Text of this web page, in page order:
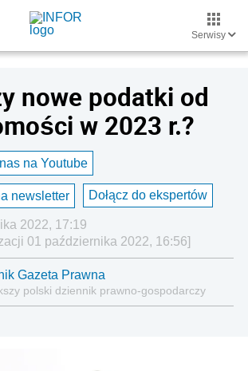
Serwisy
nowe podatki od
w 2023 r.?
na Youtube
newsletter Dołącz do ekspertów
2022, 17:19
01 października 2022, 16:56]
Gazeta Prawna
polski dziennik prawno-gospodarczy